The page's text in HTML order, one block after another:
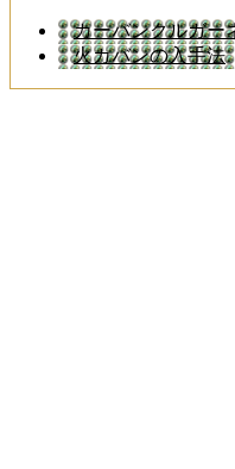
カーバンクルガー
火カバンの入手法